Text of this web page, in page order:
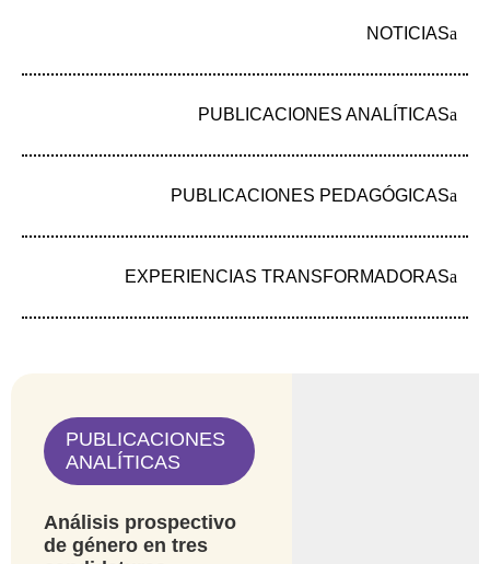
NOTICIAS
PUBLICACIONES ANALÍTICAS
PUBLICACIONES PEDAGÓGICAS
EXPERIENCIAS TRANSFORMADORAS
PUBLICACIONES
ANALÍTICAS
Análisis prospectivo
de género en tres
transparencia
TRABAJO
Nuestra oferta
Transformadoras
Publicaciones
Noticias
DONAR
@2024 Fundación Mujer y Futuro